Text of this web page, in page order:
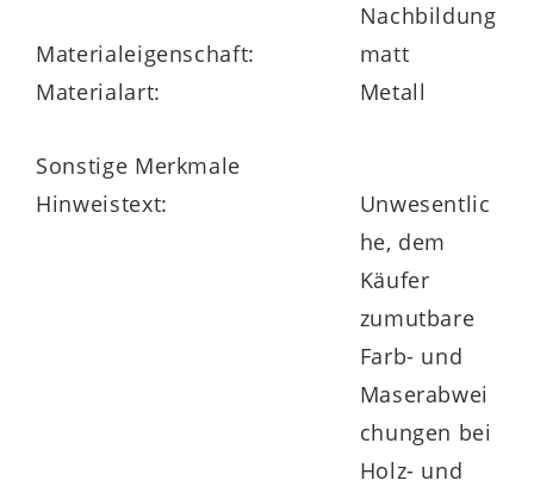
Nachbildung
Materialeigenschaft:
matt
Materialart:
Metall
Sonstige Merkmale
Hinweistext:
Unwesentlic
he, dem
Käufer
zumutbare
Farb- und
Maserabwei
chungen bei
Holz- und